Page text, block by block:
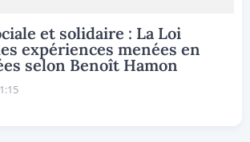
et solidaire : La Loi
expériences menées en
selon Benoît Hamon